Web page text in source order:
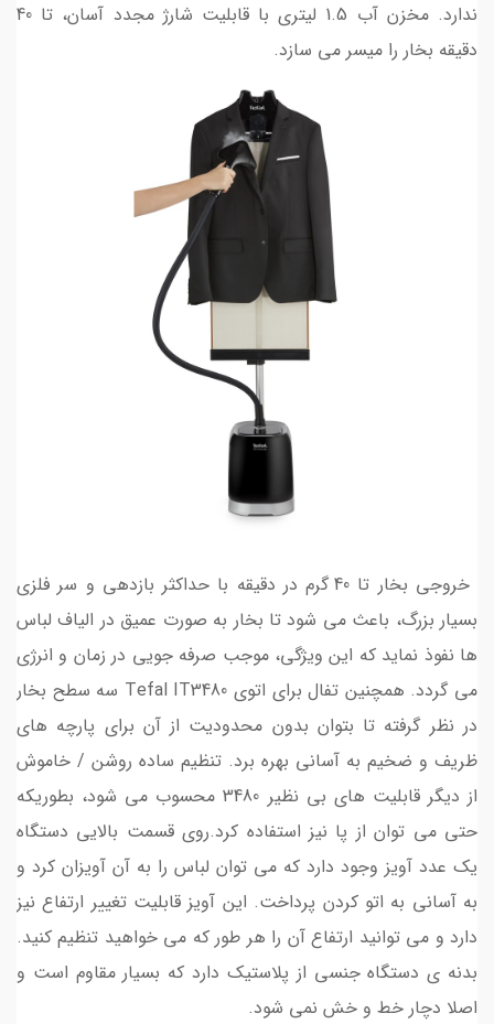
ندارد. مخزن آب 1.5 لیتری با قابلیت شارژ مجدد آسان، تا 40
دقیقه بخار را میسر می سازد.
خروجی بخار تا 40 گرم در دقیقه با حداکثر بازدهی و سر فلزی
بسیار بزرگ، باعث می شود تا بخار به صورت عمیق در الیاف لباس
ها نفوذ نماید که این ویژگی، موجب صرفه جویی در زمان و انرژی
می گردد. همچنین تفال برای اتوی Tefal IT3480 سه سطح بخار
در نظر گرفته تا بتوان بدون محدودیت از آن برای پارچه های
ظریف و ضخیم به آسانی بهره برد. تنظیم ساده روشن / خاموش
از دیگر قابلیت های بی نظیر 3480 محسوب می شود، بطوریکه
حتی می توان از پا نیز استفاده کرد.روی قسمت بالایی دستگاه
یک عدد آویز وجود دارد که می توان لباس را به آن آویزان کرد و
به آسانی به اتو کردن پرداخت. این آویز قابلیت تغییر ارتفاع نیز
دارد و می توانید ارتفاع آن را هر طور که می خواهید تنظیم کنید.
بدنه ی دستگاه جنسی از پلاستیک دارد که بسیار مقاوم است و
اصلا دچار خط و خش نمی شود.